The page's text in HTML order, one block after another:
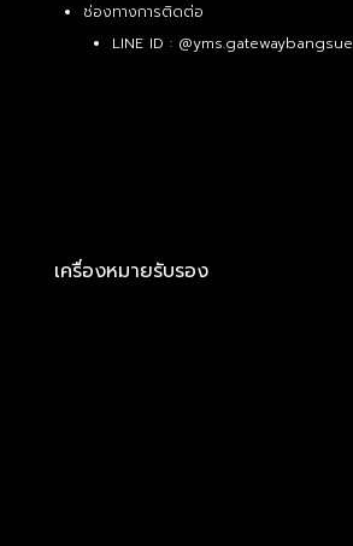
ช่องทางการติดต่อ
LINE ID : @yms.gatewaybangsue
เครื่องหมายรับรอง